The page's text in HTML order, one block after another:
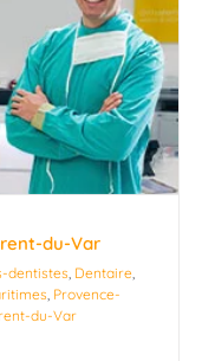
du-Var
dentistes Dentaire
Provence-
du-Var